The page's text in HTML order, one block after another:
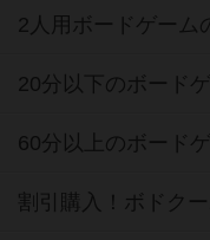
2人用ボードゲーム
20分以下のボード
60分以上のボード
割引購入！ボドク